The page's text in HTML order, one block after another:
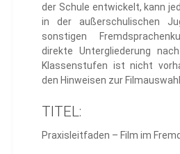
der Schule entwickelt, kann
in der außerschulischen
sonstigen
direkte Untergliederung
Klassenstufen ist nicht
den Hinweisen zur
TITEL:
Praxisleitfaden – Film im